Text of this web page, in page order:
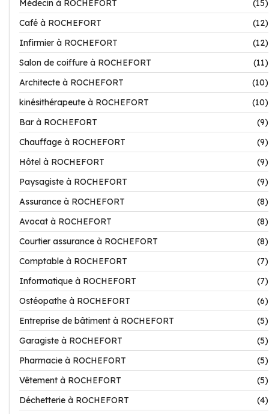
Médecin à ROCHEFORT
(15)
Café à ROCHEFORT
(12)
Infirmier à ROCHEFORT
(12)
Salon de coiffure à ROCHEFORT
(11)
Architecte à ROCHEFORT
(10)
kinésithérapeute à ROCHEFORT
(10)
Bar à ROCHEFORT
(9)
Chauffage à ROCHEFORT
(9)
Hôtel à ROCHEFORT
(9)
Paysagiste à ROCHEFORT
(9)
Assurance à ROCHEFORT
(8)
Avocat à ROCHEFORT
(8)
Courtier assurance à ROCHEFORT
(8)
Comptable à ROCHEFORT
(7)
Informatique à ROCHEFORT
(7)
Ostéopathe à ROCHEFORT
(6)
Entreprise de bâtiment à ROCHEFORT
(5)
Garagiste à ROCHEFORT
(5)
Pharmacie à ROCHEFORT
(5)
Vêtement à ROCHEFORT
(5)
Déchetterie à ROCHEFORT
(4)